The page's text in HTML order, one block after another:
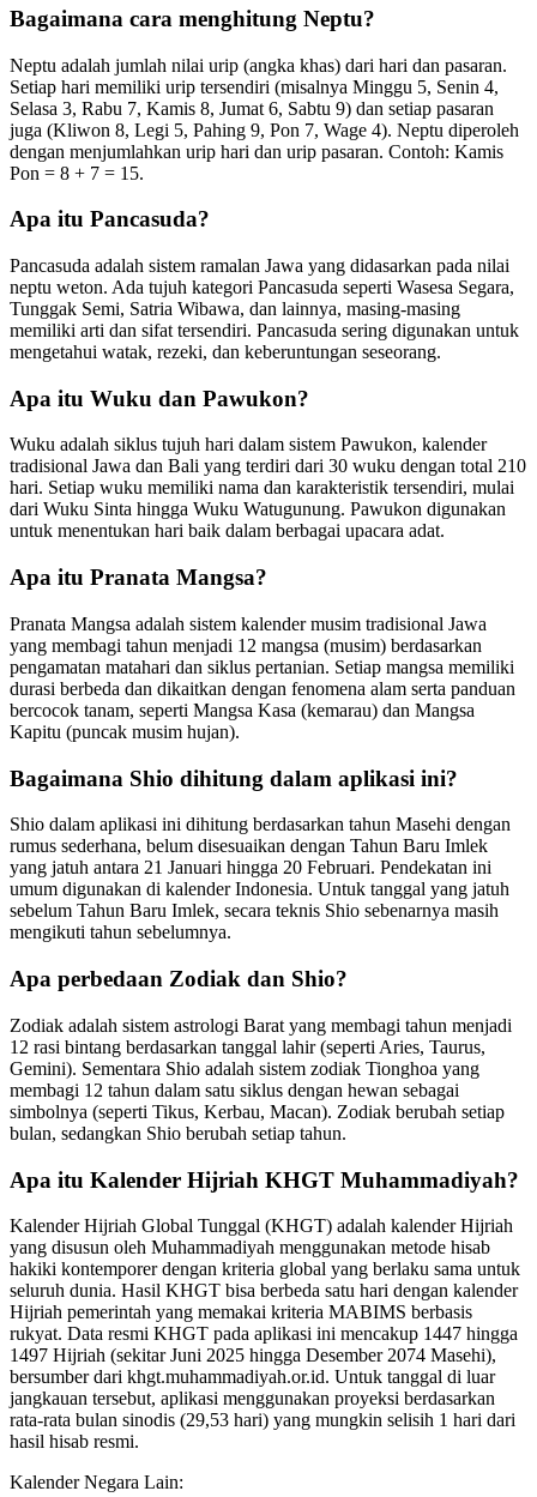
Bagaimana cara menghitung Neptu?
Neptu adalah jumlah nilai urip (angka khas) dari hari dan pasaran.
Setiap hari memiliki urip tersendiri (misalnya Minggu 5, Senin 4,
Selasa 3, Rabu 7, Kamis 8, Jumat 6, Sabtu 9) dan setiap pasaran
juga (Kliwon 8, Legi 5, Pahing 9, Pon 7, Wage 4). Neptu diperoleh
dengan menjumlahkan urip hari dan urip pasaran. Contoh: Kamis
Pon = 8 + 7 = 15.
Apa itu Pancasuda?
Pancasuda adalah sistem ramalan Jawa yang didasarkan pada nilai
neptu weton. Ada tujuh kategori Pancasuda seperti Wasesa Segara,
Tunggak Semi, Satria Wibawa, dan lainnya, masing-masing
memiliki arti dan sifat tersendiri. Pancasuda sering digunakan untuk
mengetahui watak, rezeki, dan keberuntungan seseorang.
Apa itu Wuku dan Pawukon?
Wuku adalah siklus tujuh hari dalam sistem Pawukon, kalender
tradisional Jawa dan Bali yang terdiri dari 30 wuku dengan total 210
hari. Setiap wuku memiliki nama dan karakteristik tersendiri, mulai
dari Wuku Sinta hingga Wuku Watugunung. Pawukon digunakan
untuk menentukan hari baik dalam berbagai upacara adat.
Apa itu Pranata Mangsa?
Pranata Mangsa adalah sistem kalender musim tradisional Jawa
yang membagi tahun menjadi 12 mangsa (musim) berdasarkan
pengamatan matahari dan siklus pertanian. Setiap mangsa memiliki
durasi berbeda dan dikaitkan dengan fenomena alam serta panduan
bercocok tanam, seperti Mangsa Kasa (kemarau) dan Mangsa
Kapitu (puncak musim hujan).
Bagaimana Shio dihitung dalam aplikasi ini?
Shio dalam aplikasi ini dihitung berdasarkan tahun Masehi dengan
rumus sederhana, belum disesuaikan dengan Tahun Baru Imlek
yang jatuh antara 21 Januari hingga 20 Februari. Pendekatan ini
umum digunakan di kalender Indonesia. Untuk tanggal yang jatuh
sebelum Tahun Baru Imlek, secara teknis Shio sebenarnya masih
mengikuti tahun sebelumnya.
Apa perbedaan Zodiak dan Shio?
Zodiak adalah sistem astrologi Barat yang membagi tahun menjadi
12 rasi bintang berdasarkan tanggal lahir (seperti Aries, Taurus,
Gemini). Sementara Shio adalah sistem zodiak Tionghoa yang
membagi 12 tahun dalam satu siklus dengan hewan sebagai
simbolnya (seperti Tikus, Kerbau, Macan). Zodiak berubah setiap
bulan, sedangkan Shio berubah setiap tahun.
Apa itu Kalender Hijriah KHGT Muhammadiyah?
Kalender Hijriah Global Tunggal (KHGT) adalah kalender Hijriah
yang disusun oleh Muhammadiyah menggunakan metode hisab
hakiki kontemporer dengan kriteria global yang berlaku sama untuk
seluruh dunia. Hasil KHGT bisa berbeda satu hari dengan kalender
Hijriah pemerintah yang memakai kriteria MABIMS berbasis
rukyat. Data resmi KHGT pada aplikasi ini mencakup 1447 hingga
1497 Hijriah (sekitar Juni 2025 hingga Desember 2074 Masehi),
bersumber dari khgt.muhammadiyah.or.id. Untuk tanggal di luar
jangkauan tersebut, aplikasi menggunakan proyeksi berdasarkan
rata-rata bulan sinodis (29,53 hari) yang mungkin selisih 1 hari dari
hasil hisab resmi.
Kalender Negara Lain: